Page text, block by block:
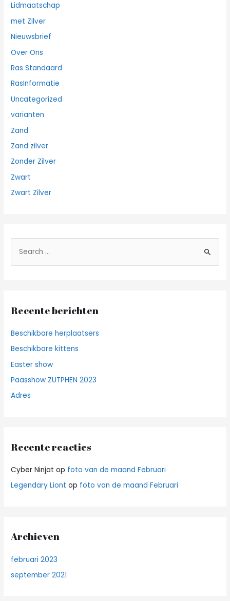
Lidmaatschap
met Zilver
Nieuwsbrief
Over Ons
Ras Standaard
RasInformatie
Uncategorized
varianten
Zand
Zand zilver
Zonder Zilver
Zwart
Zwart Zilver
a
Recente berichten
Beschikbare herplaatsers
Beschikbare kittens
Easter show
Paasshow ZUTPHEN 2023
Adres
Recente reacties
Cyber Ninjat op foto van de maand Februari
Legendary Liont op foto van de maand Februari
Archieven
februari 2023
september 2021